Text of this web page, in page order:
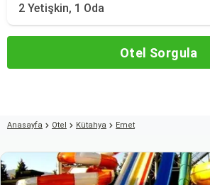
2 Yetişkin, 1 Oda
Otel Sorgula
Anasayfa Otel Kütahya Emet